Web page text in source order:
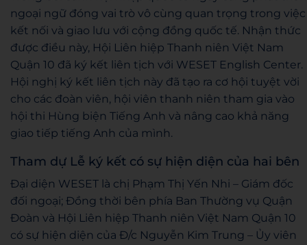
ngoại ngữ đóng vai trò vô cùng quan trọng trong việc
kết nối và giao lưu với cộng đồng quốc tế. Nhận thức
được điều này, Hội Liên hiệp Thanh niên Việt Nam
Quận 10 đã ký kết liên tịch với WESET English Center.
Hội nghị ký kết liên tịch này đã tạo ra cơ hội tuyệt vời
cho các đoàn viên, hội viên thanh niên tham gia vào
hội thi Hùng biện Tiếng Anh và nâng cao khả năng
giao tiếp tiếng Anh của mình.
Tham dự Lễ ký kết có sự hiện diện của hai bên
Đại diện WESET là chị Phạm Thị Yến Nhi – Giám đốc
đối ngoại; Đồng thời bên phía Ban Thường vụ Quận
Đoàn và Hội Liên hiệp Thanh niên Việt Nam Quận 10
có sự hiện diện của Đ/c Nguyễn Kim Trung – Ủy viên